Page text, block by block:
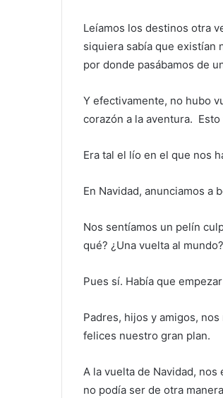
Leíamos los destinos otra
siquiera sabía que existían
por donde pasábamos de
Y efectivamente, no hubo
corazón a la aventura.
Era tal el lío en el que nos
En Navidad, anunciamos a
Nos sentíamos un pelín
qué? ¿Una vuelta al mundo?
Pues sí. Había que
Padres, hijos y amigos,
felices nuestro gran plan.
A la vuelta de Navidad,
no podía ser de otra